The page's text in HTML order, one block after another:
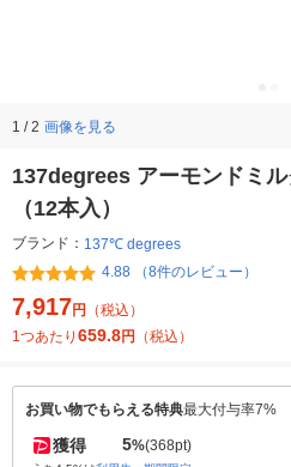
1 / 2 画像を見る
137degrees アーモンドミ
（12本入）
ブランド： 137℃ degrees
4.88 （8件のレビュー）
7,917円
（税込）
1つあたり 659.8円 （税込）
お買い物でもらえる特典最大付与率7%
獲得 5%(368pt)